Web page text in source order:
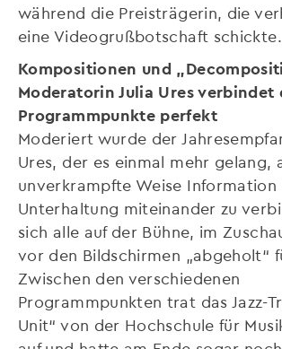
während die Preisträgerin, die
eine Videogrußbotschaft schickte.
Kompositionen und
Moderatorin Julia Ures verbindet
Programmpunkte perfekt
Moderiert wurde der
Ures, der es einmal mehr gelang,
unverkrampfte Weise Information
Unterhaltung miteinander zu
sich alle auf der Bühne, im
vor den Bildschirmen „abgeholt“
Zwischen den verschiedenen
Programmpunkten trat das Jazz-
Unit“ von der Hochschule für